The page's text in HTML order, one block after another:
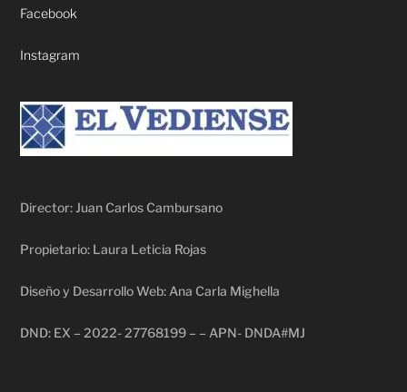
Facebook
Instagram
Director: Juan Carlos Cambursano
Propietario: Laura Leticia Rojas
Diseño y Desarrollo Web: Ana Carla Mighella
DND: EX – 2022- 27768199 – – APN- DNDA#MJ